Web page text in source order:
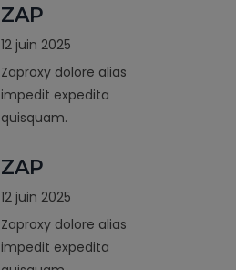
ZAP
12 juin 2025
Zaproxy dolore alias
impedit expedita
quisquam.
ZAP
12 juin 2025
Zaproxy dolore alias
impedit expedita